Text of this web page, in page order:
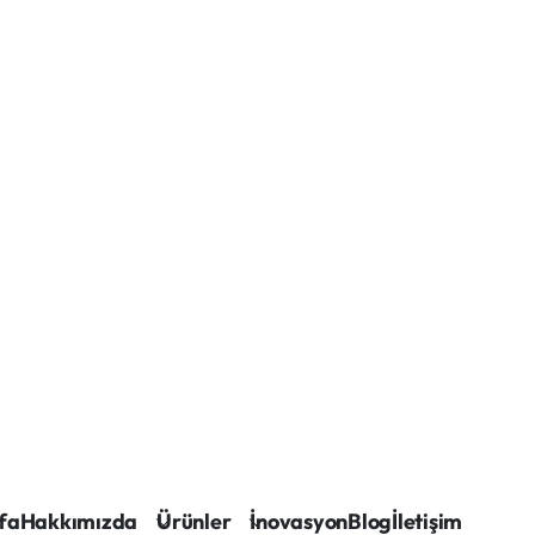
Hakkımızda Ürünler İnovasyonBlogİletişim